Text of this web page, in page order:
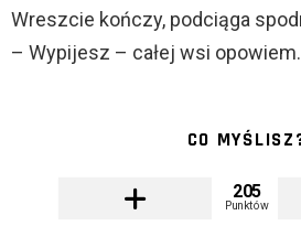
Wreszcie kończy, podciąga
– Wypijesz – całej wsi
CO
205
Punktów